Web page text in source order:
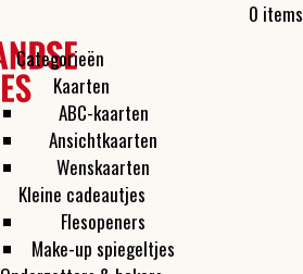
0 items
Categorieën
Kaarten
ABC-kaarten
Ansichtkaarten
Wenskaarten
Kleine cadeautjes
Flesopeners
Make-up spiegeltjes